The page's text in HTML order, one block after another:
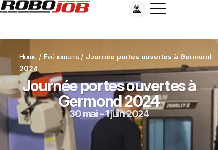
Home / Événements / Journée portes ouvertes à Germond
2024
Journée portes ouvertes à
Germond 2024
30 mai - 1 juin 2024